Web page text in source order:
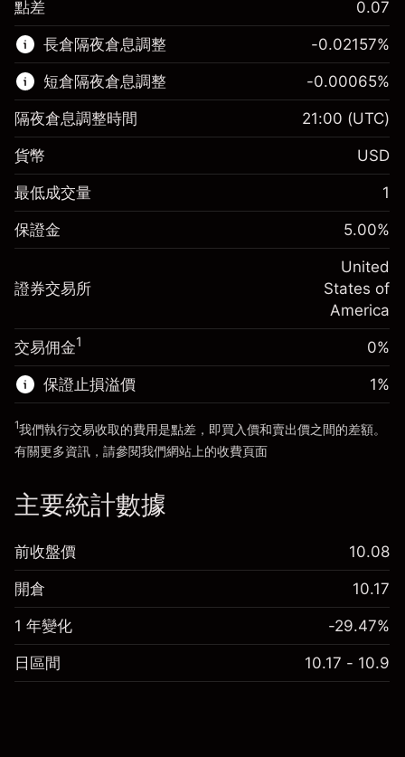
該金融市場可進行差價合約交易。
了解更多：
差價合約
點差 0.07
長倉隔夜倉息調整
保證金。您的投資 $1,000.00
隔夜倉息
-0.021568
%
(-$4.31)
來自杠杆的資金 - 美元（大約值）
$19,000.00
前往平台
-0.02157%
短倉隔夜倉息調整
保證金。您的投資 $1,000.00
隔夜倉息
-0.000654
%
(-$0.13)
$20,000.00
來自杠杆的資金 - 美元（大約值）$19,000.00
前往平台
-0.00065%
隔夜倉息調整時間 21:00 (UTC)
貨幣 USD
最低成交量 1
保證金 5.00%
證券交易所
United
States of
America
交易佣金1 0%
保證止損溢價 1%
1我們執行交易收取的費用是點差，即買入價和賣出價之間的差額。
有關更多資訊，請參閱我們網站上的收費頁面
主要統計數據
前收盤價 10.08
開倉 10.17
1 年變化 -29.47%
日區間 10.17 - 10.9